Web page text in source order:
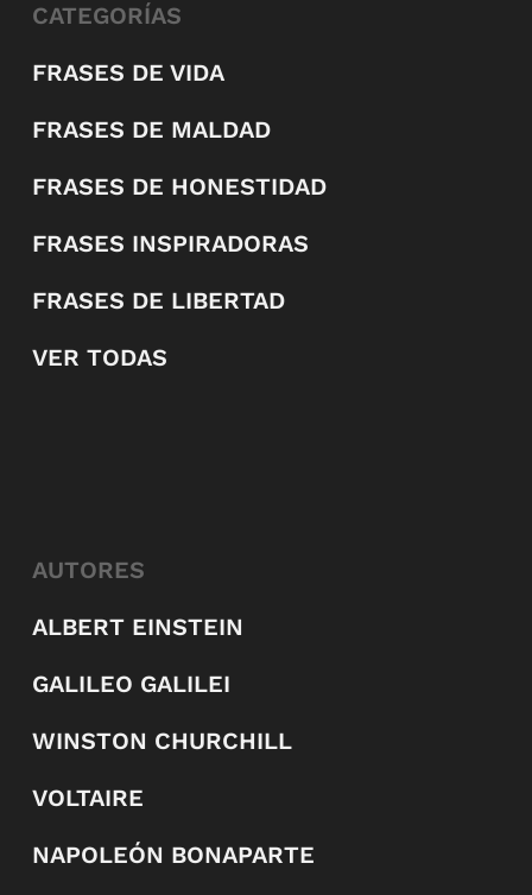
CATEGORÍAS
FRASES DE VIDA
FRASES DE MALDAD
FRASES DE HONESTIDAD
FRASES INSPIRADORAS
FRASES DE LIBERTAD
VER TODAS
AUTORES
ALBERT EINSTEIN
GALILEO GALILEI
WINSTON CHURCHILL
VOLTAIRE
NAPOLEÓN BONAPARTE